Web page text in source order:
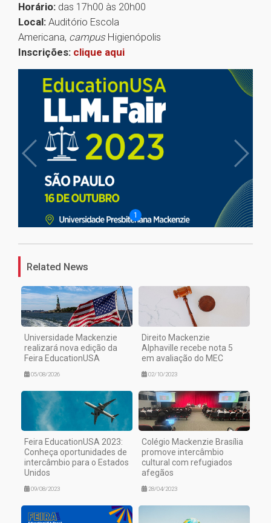
Horário: das 17h00 às 20h00
Local: Auditório Escola
Americana, campus Higienópolis
Inscrições: clique aqui
1
Related News
Universidade Mackenzie
realizará nova edição da
Feira EducationUSA
05/08/2026
Direito Mackenzie
Alphaville recebe nota 5
em avaliação do MEC
02/10/2023
Feira EducationUSA 2023:
Conheça oportunidades de
intercâmbio para o Estados
Unidos
09/08/2023
Colégio Mackenzie Brasília
promove intercâmbio
cultural com refugiados
afegãos
28/04/2023